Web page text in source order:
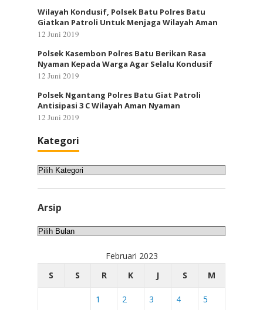
Wilayah Kondusif, Polsek Batu Polres Batu
Giatkan Patroli Untuk Menjaga Wilayah Aman
12 Juni 2019
Polsek Kasembon Polres Batu Berikan Rasa
Nyaman Kepada Warga Agar Selalu Kondusif
12 Juni 2019
Polsek Ngantang Polres Batu Giat Patroli
Antisipasi 3 C Wilayah Aman Nyaman
12 Juni 2019
Kategori
Kategori
Arsip
Arsip
Februari 2023
S
S R K J S M
1 2 3 4 5